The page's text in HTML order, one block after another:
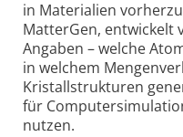
in Materialien
MatterGen, entwickelt
An­ga­ben – welche
in welchem
Kristallstrukturen
für
nutzen.